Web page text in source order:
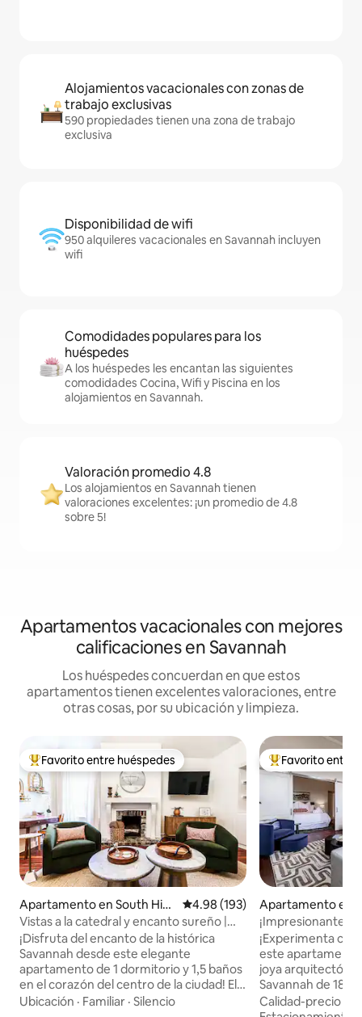
Alojamientos vacacionales con zonas de
trabajo exclusivas
590 propiedades tienen una zona de trabajo
exclusiva
Disponibilidad de wifi
950 alquileres vacacionales en Savannah incluyen
wifi
Comodidades populares para los
huéspedes
A los huéspedes les encantan las siguientes
comodidades Cocina, Wifi y Piscina en los
alojamientos en Savannah.
Valoración promedio 4.8
Los alojamientos en Savannah tienen
valoraciones excelentes: ¡un promedio de 4.8
sobre 5!
Apartamentos vacacionales con mejores
calificaciones en Savannah
Los huéspedes concuerdan en que estos
apartamentos tienen excelentes valoraciones, entre
otras cosas, por su ubicación y limpieza.
Favorito entre huéspedes preferido
Favorito entre huéspedes
Apartamento en South Hist
oric District
Calificación promedio: 4.98 de
4.98 (193)
Vistas a la catedral y encanto sureño |
Grand de 1 dormitorio
¡Disfruta del encanto de la histórica
Savannah desde este elegante
apartamento de 1 dormitorio y 1,5 baños
en el corazón del centro de la ciudad! El
interior moderno, una cocina completa
Ubicación · Familiar · Silencio
Favorito entre
Favorito entre
Apartamento en
oric District
¡Impresionantes
de 1857!
¡Experimenta
este
joya
Savannah de
espacioso refugio
Calidad-precio